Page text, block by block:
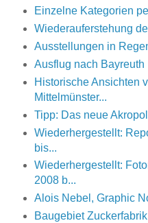
Einzelne Kategorien
Wiederauferstehung
Ausstellungen in
Ausflug nach Bayreuth
Historische Ansichten
Mittelmünster...
Tipp: Das neue
Wiederhergestellt:
bis...
Wiederhergestellt:
2008 b...
Alois Nebel, Graphic
Baugebiet